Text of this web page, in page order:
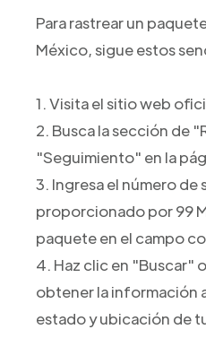
Para rastrear un
México, sigue estos
1. Visita el sitio web
2. Busca la sección de
"Seguimiento" en la
3. Ingresa el número
proporcionado por 99
paquete en el campo
4. Haz clic en "Buscar"
obtener la información
estado y ubicación de